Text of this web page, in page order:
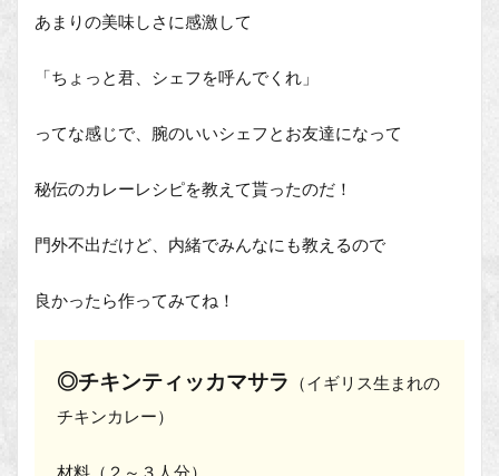
あまりの美味しさに感激して
「ちょっと君、シェフを呼んでくれ」
ってな感じで、腕のいいシェフとお友達になって
秘伝のカレーレシピを教えて貰ったのだ！
門外不出だけど、内緒でみんなにも教えるので
良かったら作ってみてね！
◎チキンティッカマサラ
（イギリス生まれの
チキンカレー）
材料（２～３人分）